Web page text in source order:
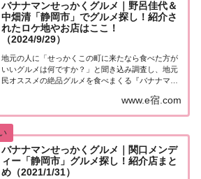
バナナマンせっかくグルメ｜野呂佳代＆
中畑清「静岡市」でグルメ探し！紹介さ
れたロケ地やお店はここ！
（2024/9/29）
地元の人に「せっかくこの町に来たなら食べた方が
いいグルメは何ですか？」と聞き込み調査し、地元
民オススメの絶品グルメを食べまくる『バナナマン
マンのせっかくグルメ』はバラエティとドラマで大
活躍・絶好調！野呂佳代＆元祖絶好調男・中畑清...
www.e宿.com
バナナマンせっかくグルメ｜関口メンデ
ィー「静岡市」グルメ探し！紹介店まと
め（2021/1/31）